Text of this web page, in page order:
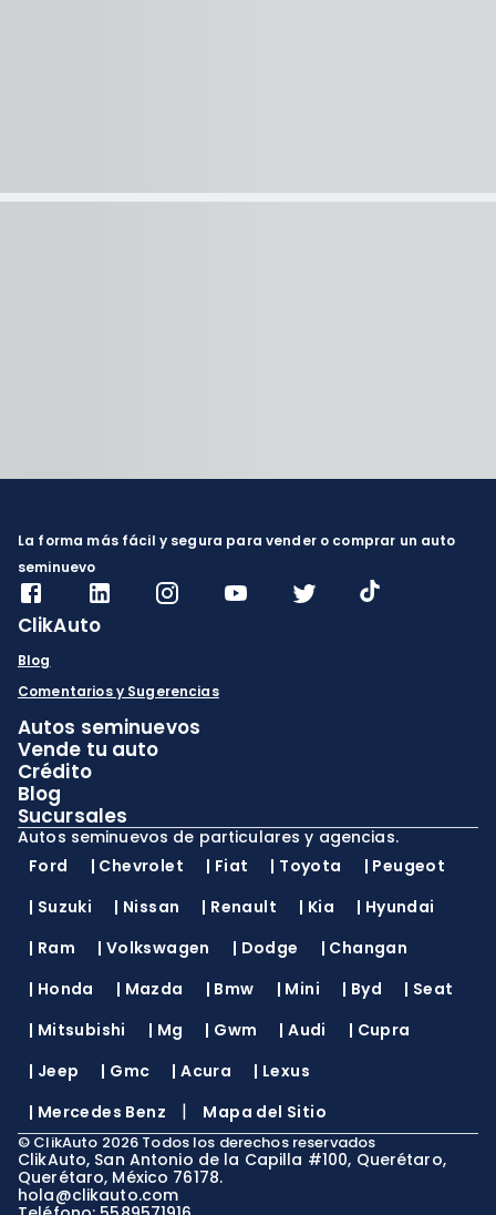
La forma más fácil y segura para vender o comprar un auto
seminuevo
ClikAuto
Blog
Comentarios y Sugerencias
Autos seminuevos
Vende tu auto
Crédito
Blog
Sucursales
Autos seminuevos de particulares y agencias.
Ford
| Chevrolet | Fiat | Toyota | Peugeot
| Suzuki | Nissan | Renault | Kia | Hyundai
| Ram | Volkswagen | Dodge | Changan
| Honda | Mazda | Bmw | Mini | Byd | Seat
| Mitsubishi | Mg | Gwm |Audi | Cupra
| Jeep | Gmc |Acura | Lexus
| Mercedes Benz | Mapa del Sitio
© ClikAuto 2026 Todos los derechos reservados
ClikAuto, San Antonio de la Capilla #100, Querétaro,
Querétaro, México 76178.
hola@clikauto.com